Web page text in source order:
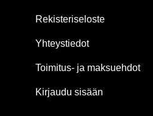
Rekisteriseloste
Yhteystiedot
Toimitus- ja maksuehdot
Kirjaudu sisään